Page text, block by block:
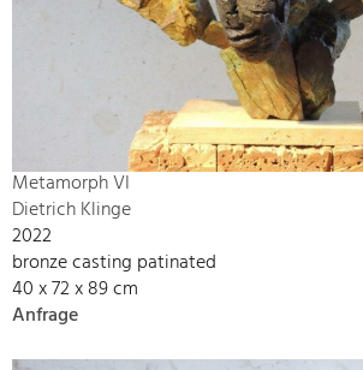
Metamorph VI
Dietrich Klinge
2022
bronze casting patinated
40 x 72 x 89 cm
Anfrage